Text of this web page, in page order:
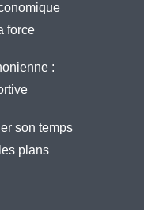
force
:
son temps
plans